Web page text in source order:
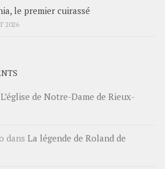
le premier cuirassé
2026
L’église de Notre-Dame de Rieux-
dans La légende de Roland de